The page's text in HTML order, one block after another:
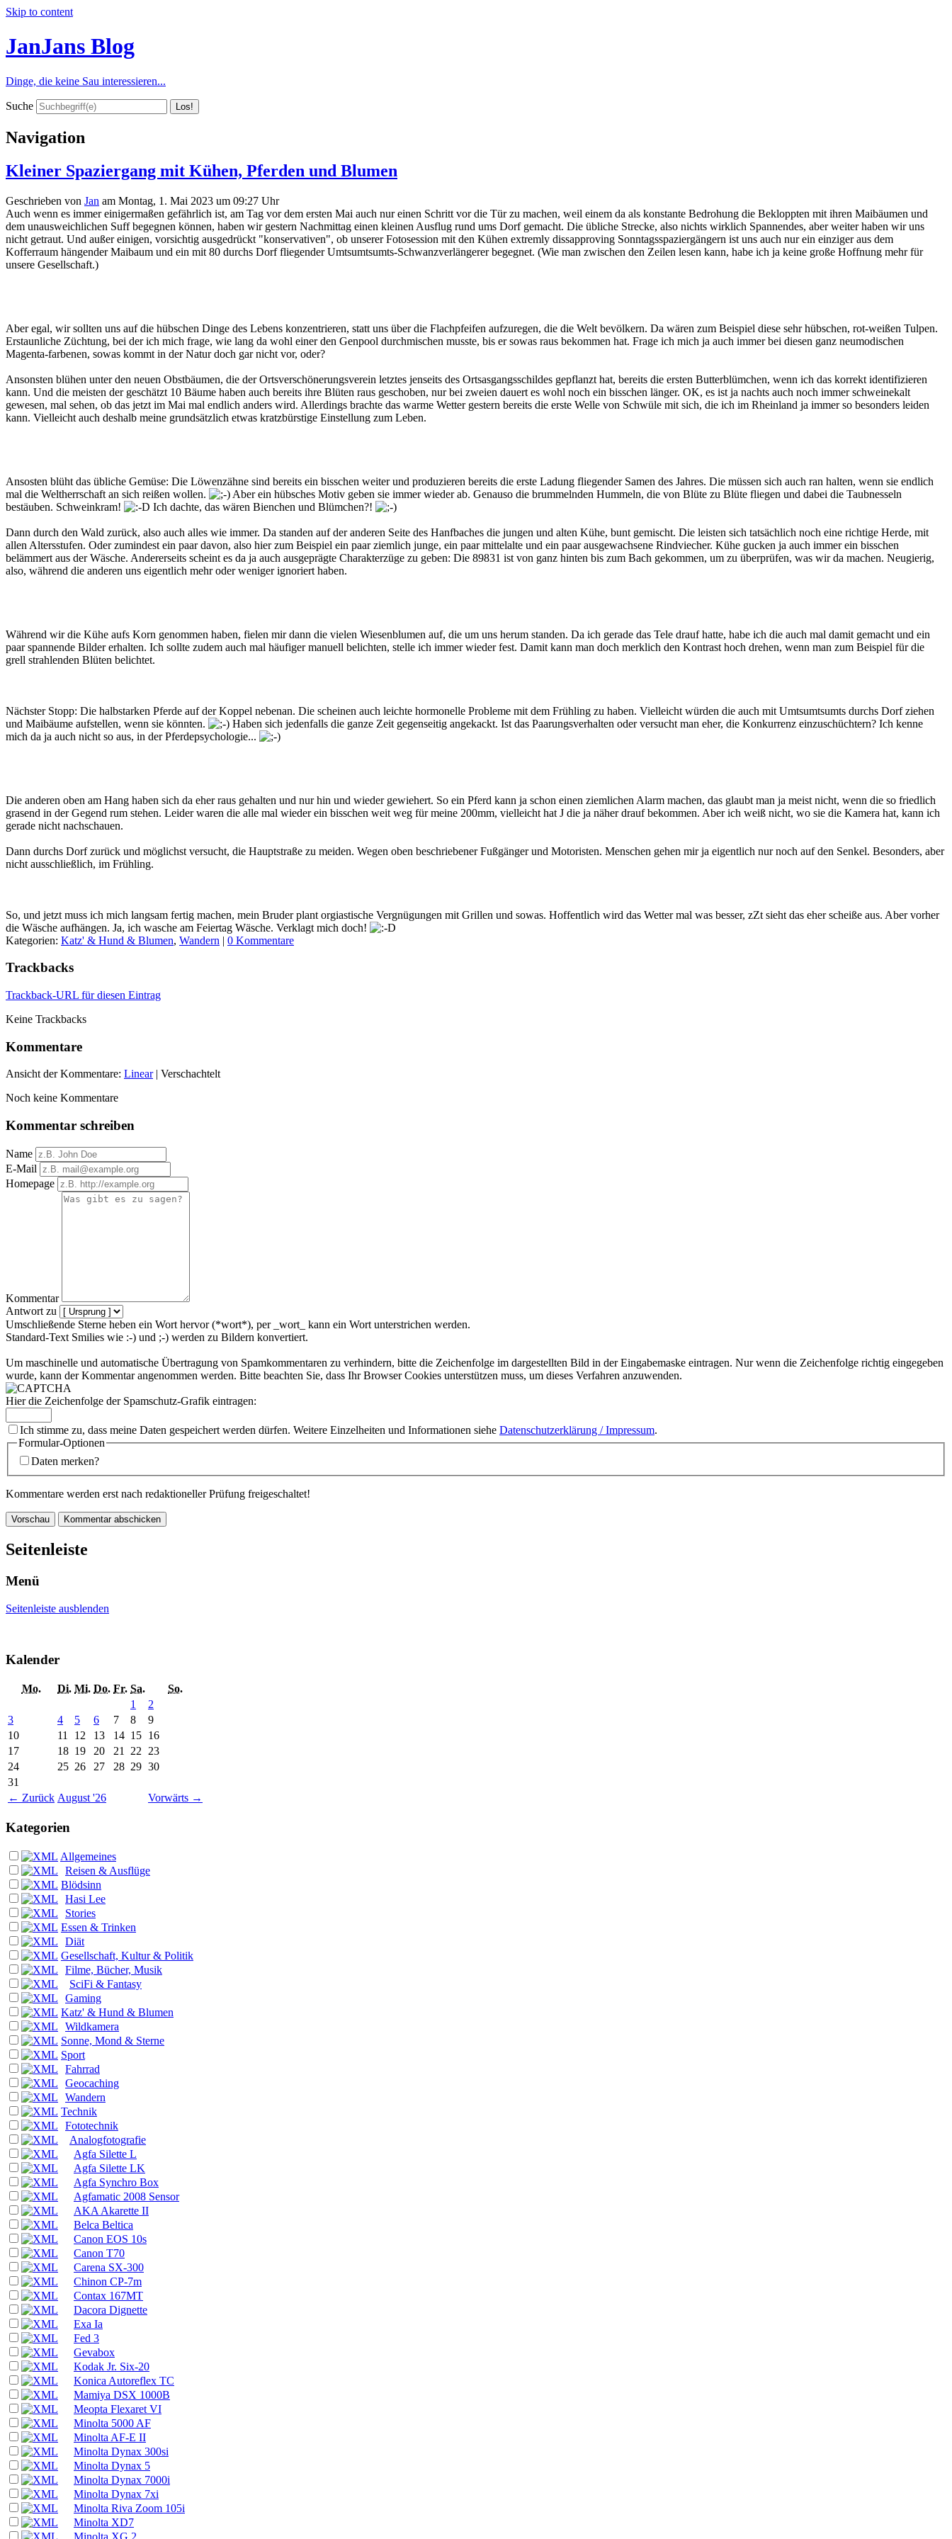
Skip to content
JanJans Blog
Dinge, die keine Sau interessieren...
Suche
Navigation
Kleiner Spaziergang mit Kühen, Pferden und Blumen
Geschrieben von Jan am Montag, 1. Mai 2023 um 09:27 Uhr
Auch wenn es immer einigermaßen gefährlich ist, am Tag vor dem ersten Mai auch nur einen Schritt vor die Tür zu machen, weil einem da als konstante Bedrohung die Bekloppten mit ihren Maibäumen und
dem unausweichlichen Suff begegnen können, haben wir gestern Nachmittag einen kleinen Ausflug rund ums Dorf gemacht. Die übliche Strecke, also nichts wirklich Spannendes, aber weiter haben wir uns
nicht getraut. Und außer einigen, vorsichtig ausgedrückt "konservativen", ob unserer Fotosession mit den Kühen extremly dissapproving Sonntagsspaziergängern ist uns auch nur ein einziger aus dem
Kofferraum hängender Maibaum und ein mit 80 durchs Dorf fliegender Umtsumtsumts-Schwanzverlängerer begegnet. (Wie man zwischen den Zeilen lesen kann, habe ich ja keine große Hoffnung mehr für
unsere Gesellschaft.)
Aber egal, wir sollten uns auf die hübschen Dinge des Lebens konzentrieren, statt uns über die Flachpfeifen aufzuregen, die die Welt bevölkern. Da wären zum Beispiel diese sehr hübschen, rot-weißen Tulpen.
Erstaunliche Züchtung, bei der ich mich frage, wie lang da wohl einer den Genpool durchmischen musste, bis er sowas raus bekommen hat. Frage ich mich ja auch immer bei diesen ganz neumodischen
Magenta-farbenen, sowas kommt in der Natur doch gar nicht vor, oder?
Ansonsten blühen unter den neuen Obstbäumen, die der Ortsverschönerungsverein letztes jenseits des Ortsasgangsschildes gepflanzt hat, bereits die ersten Butterblümchen, wenn ich das korrekt identifizieren
kann. Und die meisten der geschätzt 10 Bäume haben auch bereits ihre Blüten raus geschoben, nur bei zweien dauert es wohl noch ein bisschen länger. OK, es ist ja nachts auch noch immer schweinekalt
gewesen, mal sehen, ob das jetzt im Mai mal endlich anders wird. Allerdings brachte das warme Wetter gestern bereits die erste Welle von Schwüle mit sich, die ich im Rheinland ja immer so besonders leiden
kann. Vielleicht auch deshalb meine grundsätzlich etwas kratzbürstige Einstellung zum Leben.
Ansosten blüht das übliche Gemüse: Die Löwenzähne sind bereits ein bisschen weiter und produzieren bereits die erste Ladung fliegender Samen des Jahres. Die müssen sich auch ran halten, wenn sie endlich
mal die Weltherrschaft an sich reißen wollen.
Aber ein hübsches Motiv geben sie immer wieder ab. Genauso die brummelnden Hummeln, die von Blüte zu Blüte fliegen und dabei die Taubnesseln
bestäuben. Schweinkram!
Ich dachte, das wären Bienchen und Blümchen?!
Dann durch den Wald zurück, also auch alles wie immer. Da standen auf der anderen Seite des Hanfbaches die jungen und alten Kühe, bunt gemischt. Die leisten sich tatsächlich noch eine richtige Herde, mit
allen Altersstufen. Oder zumindest ein paar davon, also hier zum Beispiel ein paar ziemlich junge, ein paar mittelalte und ein paar ausgewachsene Rindviecher. Kühe gucken ja auch immer ein bisschen
belämmert aus der Wäsche. Andererseits scheint es da ja auch ausgeprägte Charakterzüge zu geben: Die 89831 ist von ganz hinten bis zum Bach gekommen, um zu überprüfen, was wir da machen. Neugierig,
also, während die anderen uns eigentlich mehr oder weniger ignoriert haben.
Während wir die Kühe aufs Korn genommen haben, fielen mir dann die vielen Wiesenblumen auf, die um uns herum standen. Da ich gerade das Tele drauf hatte, habe ich die auch mal damit gemacht und ein
paar spannende Bilder erhalten. Ich sollte zudem auch mal häufiger manuell belichten, stelle ich immer wieder fest. Damit kann man doch merklich den Kontrast hoch drehen, wenn man zum Beispiel für die
grell strahlenden Blüten belichtet.
Nächster Stopp: Die halbstarken Pferde auf der Koppel nebenan. Die scheinen auch leichte hormonelle Probleme mit dem Frühling zu haben. Vielleicht würden die auch mit Umtsumtsumts durchs Dorf ziehen
und Maibäume aufstellen, wenn sie könnten.
Haben sich jedenfalls die ganze Zeit gegenseitig angekackt. Ist das Paarungsverhalten oder versucht man eher, die Konkurrenz einzuschüchtern? Ich kenne
mich da ja auch nicht so aus, in der Pferdepsychologie...
Die anderen oben am Hang haben sich da eher raus gehalten und nur hin und wieder gewiehert. So ein Pferd kann ja schon einen ziemlichen Alarm machen, das glaubt man ja meist nicht, wenn die so friedlich
grasend in der Gegend rum stehen. Leider waren die alle mal wieder ein bisschen weit weg für meine 200mm, vielleicht hat J die ja näher drauf bekommen. Aber ich weiß nicht, wo sie die Kamera hat, kann ich
gerade nicht nachschauen.
Dann durchs Dorf zurück und möglichst versucht, die Hauptstraße zu meiden. Wegen oben beschriebener Fußgänger und Motoristen. Menschen gehen mir ja eigentlich nur noch auf den Senkel. Besonders, aber
nicht ausschließlich, im Frühling.
So, und jetzt muss ich mich langsam fertig machen, mein Bruder plant orgiastische Vergnügungen mit Grillen und sowas. Hoffentlich wird das Wetter mal was besser, zZt sieht das eher scheiße aus. Aber vorher
die Wäsche aufhängen. Ja, ich wasche am Feiertag Wäsche. Verklagt mich doch!
Kategorien: Katz' & Hund & Blumen, Wandern | 0 Kommentare
Trackbacks
Trackback-URL für diesen Eintrag
Keine Trackbacks
Kommentare
Ansicht der Kommentare: Linear| Verschachtelt
Noch keine Kommentare
Kommentar schreiben
Name
E-Mail
Homepage
Kommentar
Antwort zu
Umschließende Sterne heben ein Wort hervor (*wort*), per _wort_ kann ein Wort unterstrichen werden.
Standard-Text Smilies wie :-) und ;-) werden zu Bildern konvertiert.
Um maschinelle und automatische Übertragung von Spamkommentaren zu verhindern, bitte die Zeichenfolge im dargestellten Bild in der Eingabemaske eintragen. Nur wenn die Zeichenfolge richtig eingegeben
wurde, kann der Kommentar angenommen werden. Bitte beachten Sie, dass Ihr Browser Cookies unterstützen muss, um dieses Verfahren anzuwenden.
Hier die Zeichenfolge der Spamschutz-Grafik eintragen:
Ich stimme zu, dass meine Daten gespeichert werden dürfen. Weitere Einzelheiten und Informationen siehe Datenschutzerklärung / Impressum.
Formular-Optionen
Daten merken?
Kommentare werden erst nach redaktioneller Prüfung freigeschaltet!
Seitenleiste
Menü
Seitenleiste ausblenden
Kalender
Mo. Di. Mi. Do. Fr. Sa. So.
← Zurück August '26 Vorwärts →
1
2
3
4 5 6 7 8
9
10
11 12 13 14 15 16
17
18 19 20 21 22 23
24
25 26 27 28 29 30
31
Kategorien
Allgemeines
Reisen & Ausflüge
Blödsinn
Hasi Lee
Stories
Essen & Trinken
Diät
Gesellschaft, Kultur & Politik
Filme, Bücher, Musik
SciFi & Fantasy
Gaming
Katz' & Hund & Blumen
Wildkamera
Sonne, Mond & Sterne
Sport
Fahrrad
Geocaching
Wandern
Technik
Fototechnik
Analogfotografie
Agfa Silette L
Agfa Silette LK
Agfa Synchro Box
Agfamatic 2008 Sensor
AKA Akarette II
Belca Beltica
Canon EOS 10s
Canon T70
Carena SX-300
Chinon CP-7m
Contax 167MT
Dacora Dignette
Exa Ia
Fed 3
Gevabox
Kodak Jr. Six-20
Konica Autoreflex TC
Mamiya DSX 1000B
Meopta Flexaret VI
Minolta 5000 AF
Minolta AF-E II
Minolta Dynax 300si
Minolta Dynax 5
Minolta Dynax 7000i
Minolta Dynax 7xi
Minolta Riva Zoom 105i
Minolta XD7
Minolta XG 2